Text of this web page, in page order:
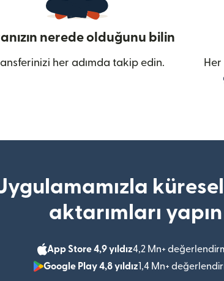
nerede olduğunu bilin
her adımda takip edin.
aktarımları yapın
App Store 4,9 yıldız4,2 Mn+
Google Play 4,8 yıldız1,4 Mn+